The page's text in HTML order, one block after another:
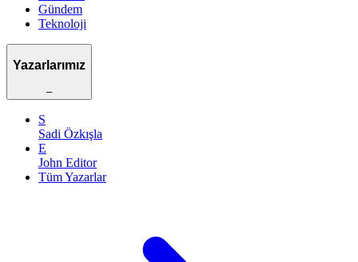
Gündem
Teknoloji
Yazarlarımız
–
S
Sadi Özkışla
E
John Editor
Tüm Yazarlar